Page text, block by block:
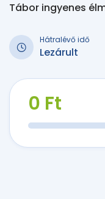
Tábor ingyenes
Hátralévő idő
Lezárult
0 Ft